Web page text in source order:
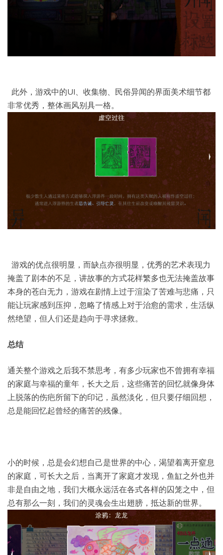
此外，游戏中的UI、收集物、民俗异闻的界面美术细节都
非常优秀，整体画风别具一格。
游戏的优点很明显，而缺点亦很明显，优秀的艺术表现力
掩盖了剧本的不足，讲故事的方式花样繁多也无法掩盖故事
本身的苍白无力，游戏在剧情上过于渲染了苦难与悲痛，只
能让玩家感到压抑，忽略了情感上对于治愈的需求，生活纵
然绝望，但人们还是趋向于寻求拯救。
总结
通关整个游戏之后我不禁思考，有多少玩家也不曾拥有幸福
的家庭与幸福的童年，长大之后，这些痛苦的回忆就像身体
上脱落的伤疤所留下的印记，虽然淡化，但只要仔细回想，
总是能回忆起曾经的痛苦的残像。
小的时候，总是会幻想自己是世界的中心，渴望着离开窒息
的家庭，可长大之后，当离开了家庭才发现，鱼缸之外也并
非是自由之地，我们大概永远活在各式各样的囚笼之中，但
总有那么一刻，我们的灵魂会生出翅膀，抵达新的世界。